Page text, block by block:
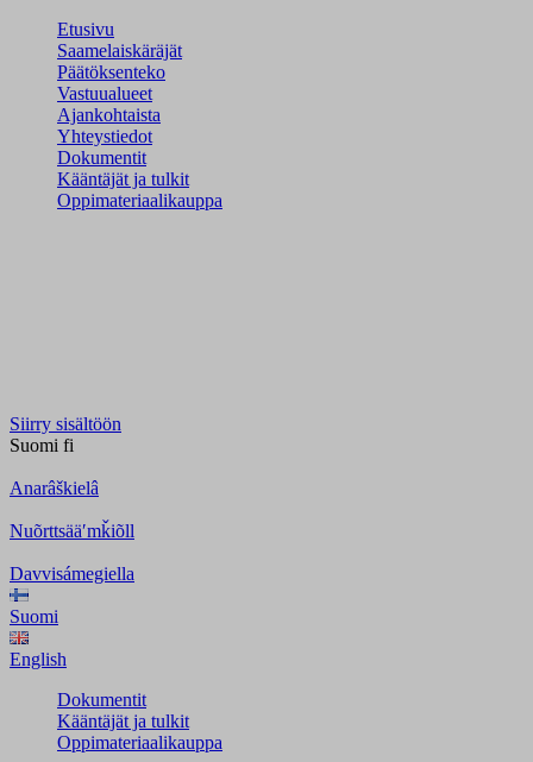
Etusivu
Saamelaiskäräjät
Päätöksenteko
Vastuualueet
Ajankohtaista
Yhteystiedot
Dokumentit
Kääntäjät ja tulkit
Oppimateriaalikauppa
Siirry sisältöön
Suomi fi
Anarâškielâ
Nuõrttsääʹmǩiõll
Davvisámegiella
Suomi
English
Dokumentit
Kääntäjät ja tulkit
Oppimateriaalikauppa